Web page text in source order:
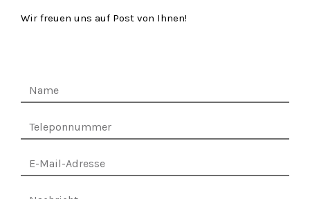
Wir freuen uns auf Post von Ihnen!